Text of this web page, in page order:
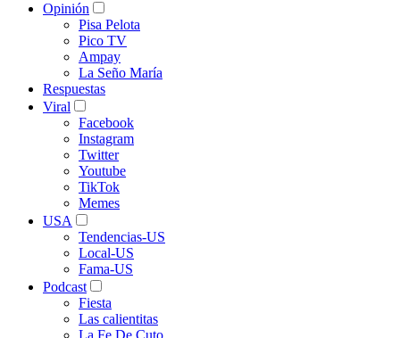
Opinión
Pisa Pelota
Pico TV
Ampay
La Seño María
Respuestas
Viral
Facebook
Instagram
Twitter
Youtube
TikTok
Memes
USA
Tendencias-US
Local-US
Fama-US
Podcast
Fiesta
Las calientitas
La Fe De Cuto